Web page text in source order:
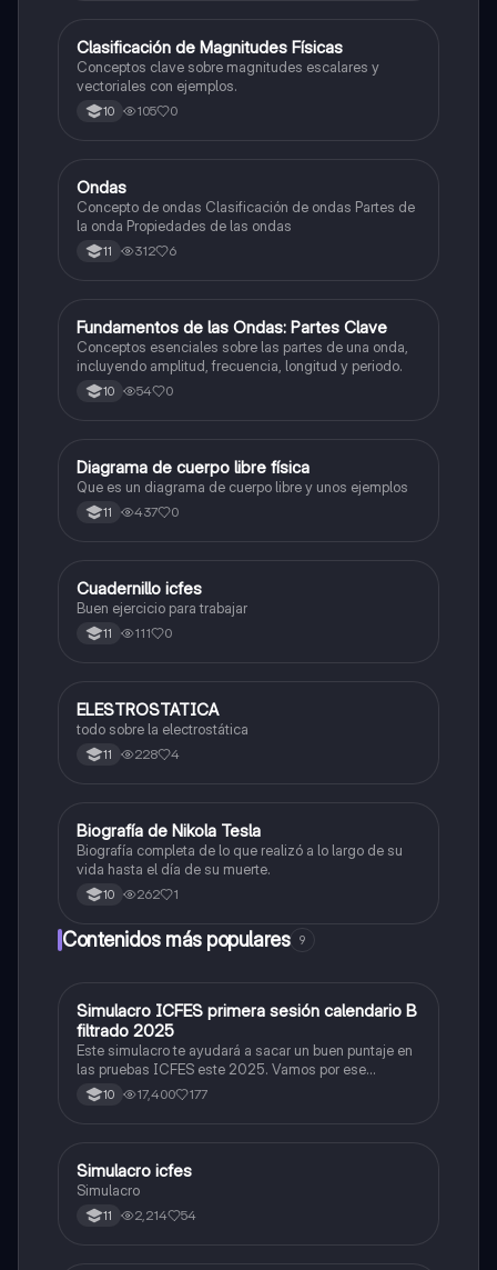
CFísica
Clasificación de Magnitudes Físicas
Conceptos clave sobre magnitudes escalares y
vectoriales con ejemplos.
10 105 0
Física
Ondas
Concepto de ondas Clasificación de ondas Partes de
la onda Propiedades de las ondas
11 312 6
FFísica
Fundamentos de las Ondas: Partes Clave
Conceptos esenciales sobre las partes de una onda,
incluyendo amplitud, frecuencia, longitud y periodo.
10 54 0
Física
Diagrama de cuerpo libre física
Que es un diagrama de cuerpo libre y unos ejemplos
11 437 0
Física
Cuadernillo icfes
Buen ejercicio para trabajar
11 111 0
Física
ELESTROSTATICA
todo sobre la electrostática
11 228 4
Matemáticas
Biografía de Nikola Tesla
Biografía completa de lo que realizó a lo largo de su
vida hasta el día de su muerte.
10 262 1
Contenidos más populares 9
ICFES: Matemáticas
Simulacro ICFES primera sesión calendario B
filtrado 2025
Este simulacro te ayudará a sacar un buen puntaje en
las pruebas ICFES este 2025. Vamos por ese
500/500. Y poder ser admitido en la universidad que
quieras, estudiar la carrera que quieres y no la que te
10 17,400 177
ICFES: Lectura Crítica
Simulacro icfes
Simulacro
11 2,214 54